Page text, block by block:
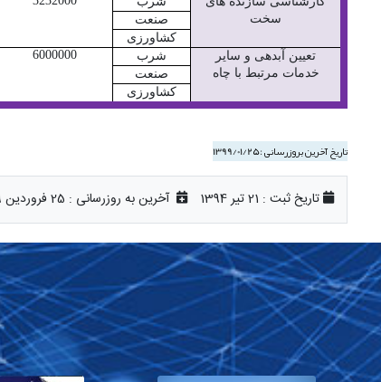
سخت
صنعت
کشاورزی
تعیین آبدهی و سایر
خدمات مرتبط با چاه
شرب 6000000
صنعت
کشاورزی
تاریخ آخرین بروزرسانی :1399/01/25
تاریخ ثبت : 21 تیر 1394 آخرین به روزرسانی : 25 فروردین 1399